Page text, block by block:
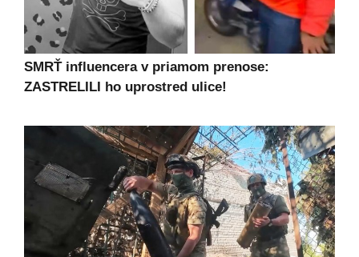
SMRŤ influencera v priamom prenose:
ZASTRELILI ho uprostred ulice!